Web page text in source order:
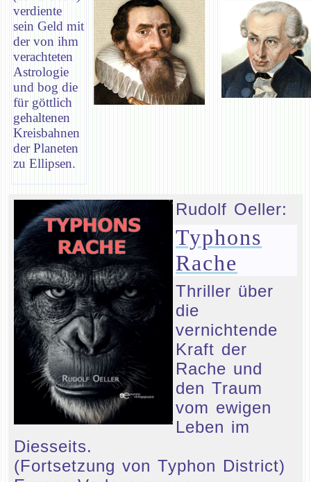
verdiente
sein Geld mit
der von ihm
verachteten
Astrologie
und bog die
für göttlich
gehaltenen
Kreisbahnen
der Planeten
zu Ellipsen.
Rudolf Oeller:
Typhons
Rache
Thriller über
die
vernichtende
Kraft der
Rache und
den Traum
vom ewigen
Leben im
Diesseits.
(Fortsetzung von Typhon District)